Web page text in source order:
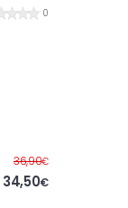
0
36,90€Before
34,50€